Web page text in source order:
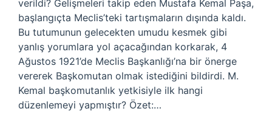
verildi? Gelişmeleri takip eden Mustafa Kemal Paşa,
başlangıçta Meclis’teki tartışmaların dışında kaldı.
Bu tutumunun gelecekten umudu kesmek gibi
yanlış yorumlara yol açacağından korkarak, 4
Ağustos 1921’de Meclis Başkanlığı’na bir önerge
vererek Başkomutan olmak istediğini bildirdi. M.
Kemal başkomutanlık yetkisiyle ilk hangi
düzenlemeyi yapmıştır? Özet:…